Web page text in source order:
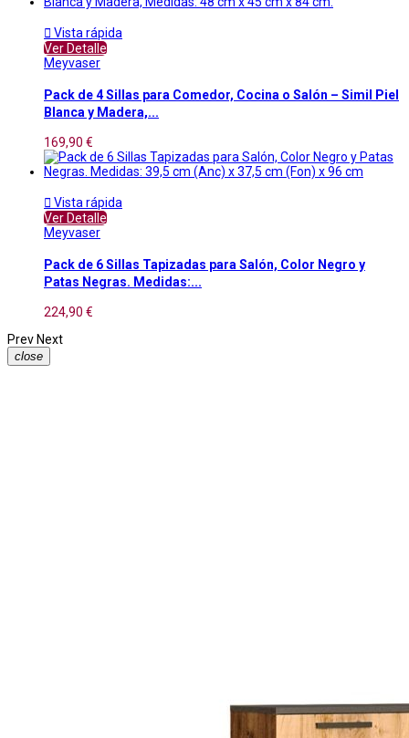
 Vista rápida
Ver Detalle
Meyvaser
Pack de 4 Sillas para Comedor, Cocina o Salón – Simil Piel
Blanca y Madera,...
169,90 €
 Vista rápida
Ver Detalle
Meyvaser
Pack de 6 Sillas Tapizadas para Salón, Color Negro y
Patas Negras. Medidas:...
224,90 €
Prev Next
close